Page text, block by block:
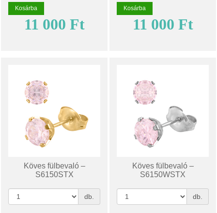
Kosárba
11 000 Ft
Kosárba
11 000 Ft
Köves fülbevaló –
S6150STX
db.
Köves fülbevaló –
S6150WSTX
db.